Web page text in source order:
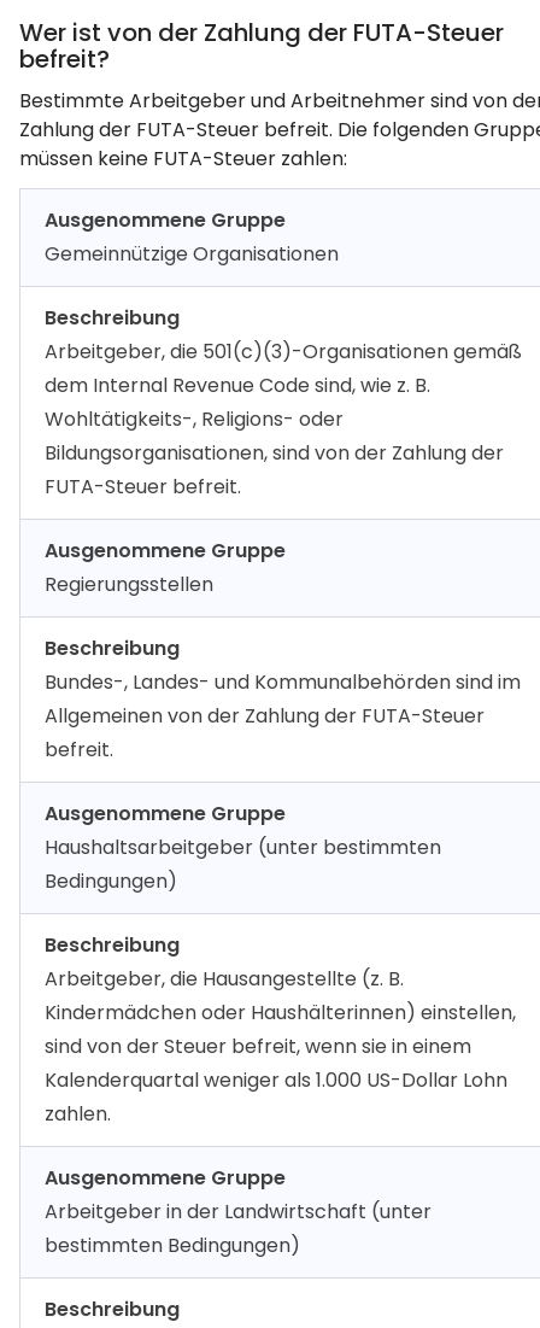
Wer ist von der Zahlung der FUTA-Steuer
befreit?
Bestimmte Arbeitgeber und Arbeitnehmer sind von
Zahlung der FUTA-Steuer befreit. Die folgenden
müssen keine FUTA-Steuer zahlen:
Ausgenommene Gruppe
Gemeinnützige Organisationen
Beschreibung
Arbeitgeber, die 501(c)(3)-Organisationen gemäß
dem Internal Revenue Code sind, wie z. B.
Wohltätigkeits-, Religions- oder
Bildungsorganisationen, sind von der Zahlung der
FUTA-Steuer befreit.
Ausgenommene Gruppe
Regierungsstellen
Beschreibung
Bundes-, Landes- und Kommunalbehörden sind im
Allgemeinen von der Zahlung der FUTA-Steuer
befreit.
Ausgenommene Gruppe
Haushaltsarbeitgeber (unter bestimmten
Bedingungen)
Beschreibung
Arbeitgeber, die Hausangestellte (z. B.
Kindermädchen oder Haushälterinnen) einstellen,
sind von der Steuer befreit, wenn sie in einem
Kalenderquartal weniger als 1.000 US-Dollar Lohn
zahlen.
Ausgenommene Gruppe
Arbeitgeber in der Landwirtschaft (unter
bestimmten Bedingungen)
Beschreibung